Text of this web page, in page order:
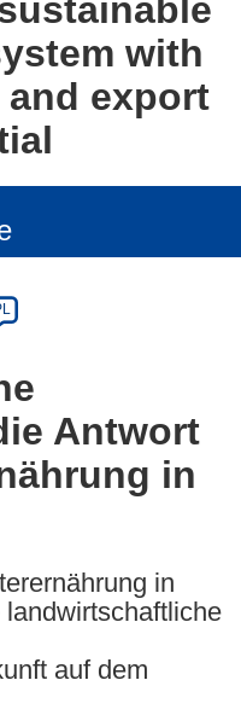
with
export
Antwort
in
in
auf dem